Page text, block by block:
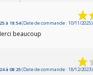
à 18:54(Date de commande : 10/11/2025)
beaucoup
à 08:25(Date de commande : 18/12/2023)